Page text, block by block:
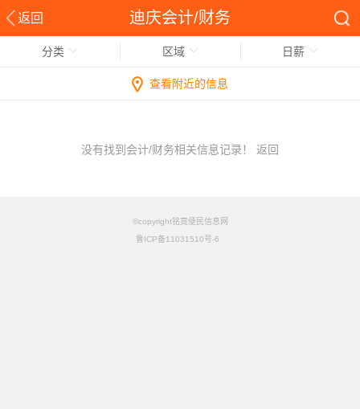
返回 迪庆会计/财务
分类 区域 日薪
查看附近的信息
没有找到会计/财务相关信息记录！ 返回
©copyright铭竟便民信息网
鲁ICP备11031510号-6